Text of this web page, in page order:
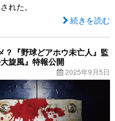
れた。
続きを読む
？『野球どアホウ未亡人』監
旋風』特報公開
2025年9月5日